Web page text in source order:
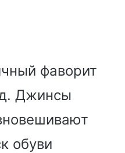
фаворит
Джинсы
обуви